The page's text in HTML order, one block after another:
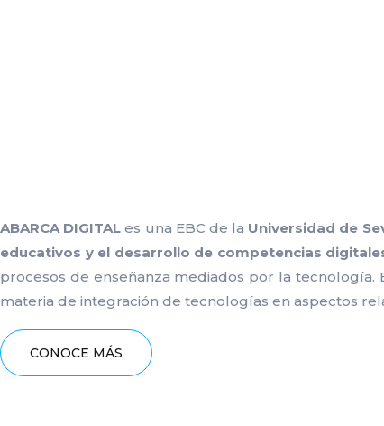
ABARCA DIGITAL es una EBC de la Universidad de
educativos y el desarrollo de competencias
procesos de enseñanza mediados por la tecnología.
materia de integración de tecnologías en aspectos
CONOCE MÁS